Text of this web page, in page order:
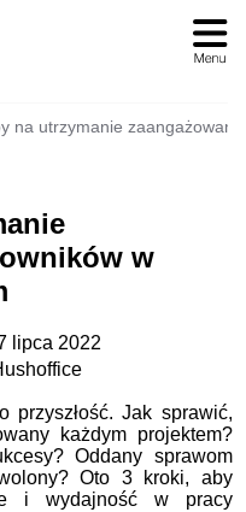
na utrzymanie
w
lipca 2022
przyszłość. Jak sprawić,
każdym projektem?
Oddany sprawom
Oto 3 kroki, aby
i wydajność w pracy